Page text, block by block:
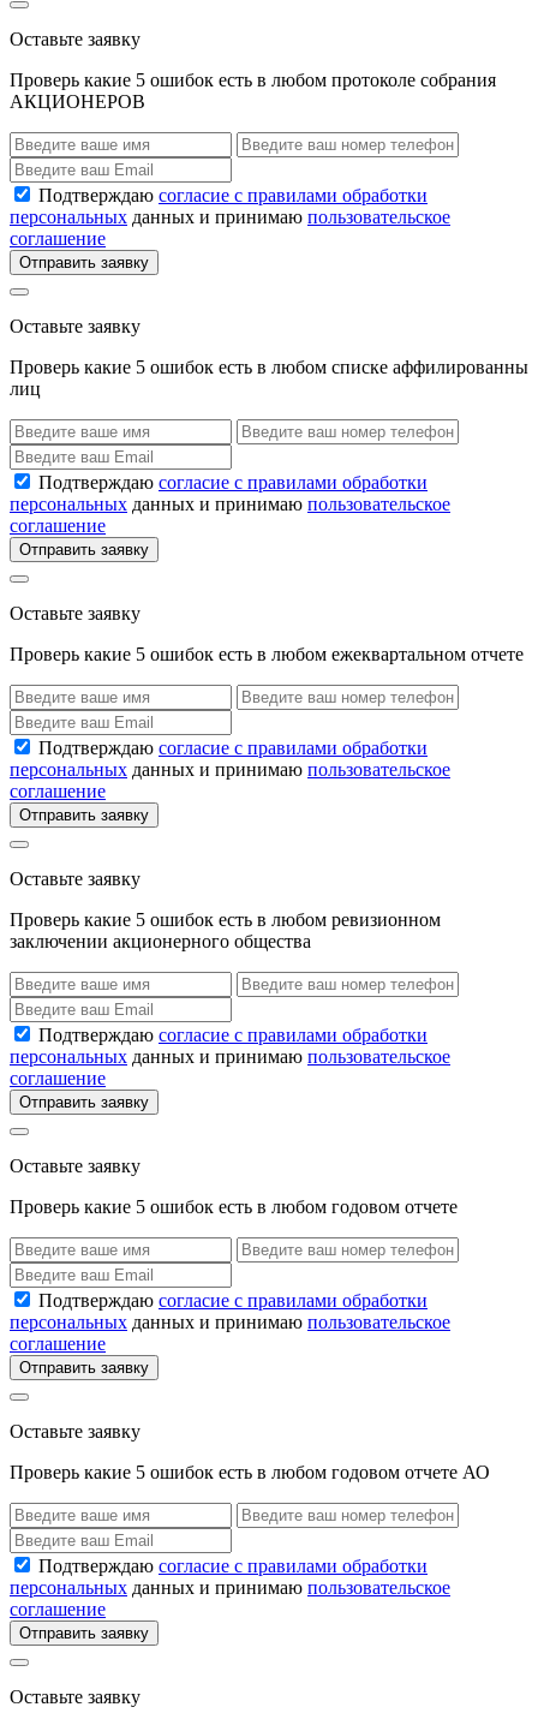
Оставьте заявку
Проверь какие 5 ошибок есть в любом протоколе собрания
АКЦИОНЕРОВ
Подтверждаю согласие с правилами обработки
персональных данных и принимаю пользовательское
соглашение
Отправить заявку
Оставьте заявку
Проверь какие 5 ошибок есть в любом списке аффилированны
лиц
Подтверждаю согласие с правилами обработки
персональных данных и принимаю пользовательское
соглашение
Отправить заявку
Оставьте заявку
Проверь какие 5 ошибок есть в любом ежеквартальном отчете
Подтверждаю согласие с правилами обработки
персональных данных и принимаю пользовательское
соглашение
Отправить заявку
Оставьте заявку
Проверь какие 5 ошибок есть в любом ревизионном
заключении акционерного общества
Подтверждаю согласие с правилами обработки
персональных данных и принимаю пользовательское
соглашение
Отправить заявку
Оставьте заявку
Проверь какие 5 ошибок есть в любом годовом отчете
Подтверждаю согласие с правилами обработки
персональных данных и принимаю пользовательское
соглашение
Отправить заявку
Оставьте заявку
Проверь какие 5 ошибок есть в любом годовом отчете АО
Подтверждаю согласие с правилами обработки
персональных данных и принимаю пользовательское
соглашение
Отправить заявку
Оставьте заявку